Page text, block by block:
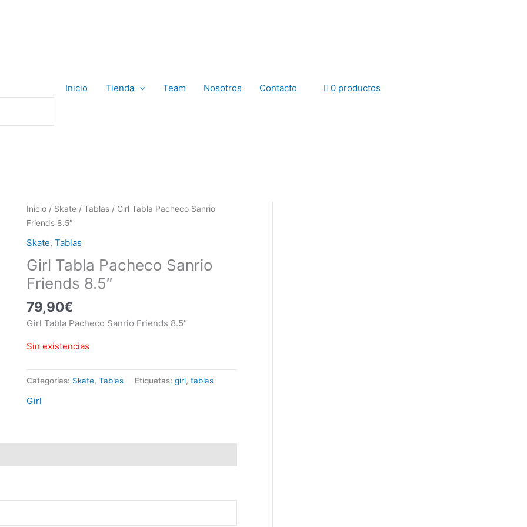
Inicio Tienda Team Nosotros Contacto 0 productos
Inicio/ Skate/ Tablas/ Girl Tabla Pacheco Sanrio
Friends 8.5″
Skate, Tablas
Girl Tabla Pacheco Sanrio
Friends 8.5″
79,90€
Girl Tabla Pacheco Sanrio Friends 8.5″
Sin existencias
Categorías: Skate, Tablas Etiquetas: girl, tablas
Girl